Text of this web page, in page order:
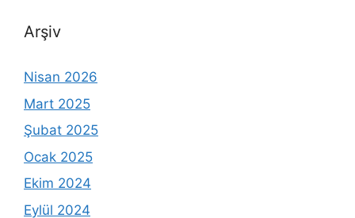
Arşiv
Nisan 2026
Mart 2025
Şubat 2025
Ocak 2025
Ekim 2024
Eylül 2024